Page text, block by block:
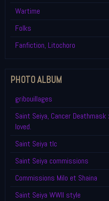
Wartime
Folks
Fanfiction, Litochoro
PHOTO ALBUM
gribouillages
Saint Seiya, Cancer
loved.
Saint Seiya tlc
Saint Seiya commissions
Commissions Milo et Shaina
Saint Seiya WWII style